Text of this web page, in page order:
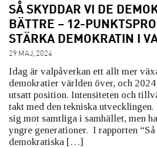
SÅ SKYDDAR VI DE
BÄTTRE – 12-
STÄRKA DEMOKRATIN I
29 MAJ, 2024
Idag är valpåverkan ett allt mer
demokratier världen över, och
utsatt position. Intensiteten och
takt med den tekniska
sig mot samtliga i samhället, men
yngre generationer. I rapporten
demokratiska […]